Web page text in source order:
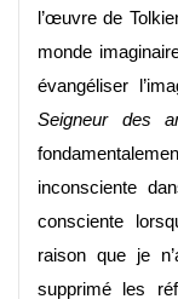
l’œuvre de
monde
évangéliser
Seigneur des
inconsciente
consciente
raison que je
supprimé les